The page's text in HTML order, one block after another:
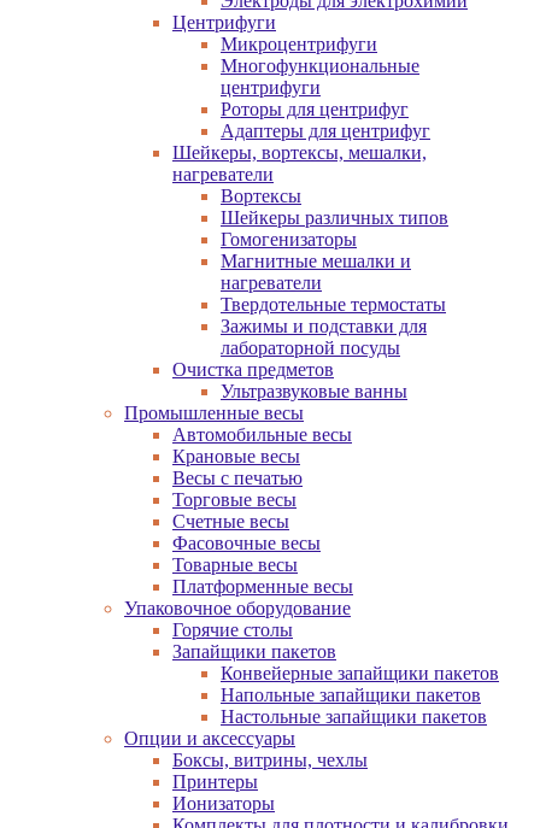
Центрифуги
Микроцентрифуги
Многофункциональные
центрифуги
Роторы для центрифуг
Адаптеры для центрифуг
Шейкеры, вортексы, мешалки,
нагреватели
Вортексы
Шейкеры различных типов
Гомогенизаторы
Магнитные мешалки и
нагреватели
Твердотельные термостаты
Зажимы и подставки для
лабораторной посуды
Очистка предметов
Ультразвуковые ванны
Промышленные весы
Автомобильные весы
Крановые весы
Весы с печатью
Торговые весы
Счетные весы
Фасовочные весы
Товарные весы
Платформенные весы
Упаковочное оборудование
Горячие столы
Запайщики пакетов
Конвейерные запайщики пакетов
Напольные запайщики пакетов
Настольные запайщики пакетов
Опции и аксессуары
Боксы, витрины, чехлы
Принтеры
Ионизаторы